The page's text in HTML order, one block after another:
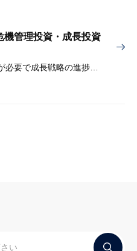
管理投資・成長投資
米国を上回る生産性向上ペースが必要で成長戦略の進捗管理も課題